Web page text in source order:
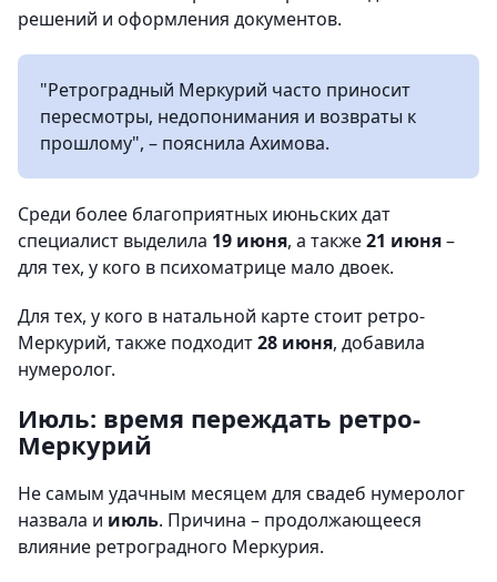
решений и оформления документов.
"Ретроградный Меркурий часто приносит
пересмотры, недопонимания и возвраты к
прошлому", – пояснила Ахимова.
Среди более благоприятных июньских дат
специалист выделила 19 июня, а также21 июня–
для тех, у кого в психоматрице мало двоек.
Для тех, у кого в натальной карте стоит ретро-
Меркурий, также подходит28 июня, добавила
нумеролог.
Июль: время переждать ретро-
Меркурий
Не самым удачным месяцем для свадеб нумеролог
назвала и июль. Причина – продолжающееся
влияние ретроградного Меркурия.